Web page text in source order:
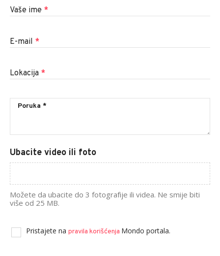
Vaše ime *
E-mail *
Lokacija *
Ubacite video ili foto
Možete da ubacite do 3 fotografije ili videa. Ne smije biti
više od 25 MB.
Pristajete na pravila korišćenja Mondo portala.